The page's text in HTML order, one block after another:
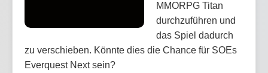
MMORPG Titan
durchzuführen und
das Spiel dadurch
zu verschieben. Könnte dies die Chance für SOEs
Everquest Next sein?